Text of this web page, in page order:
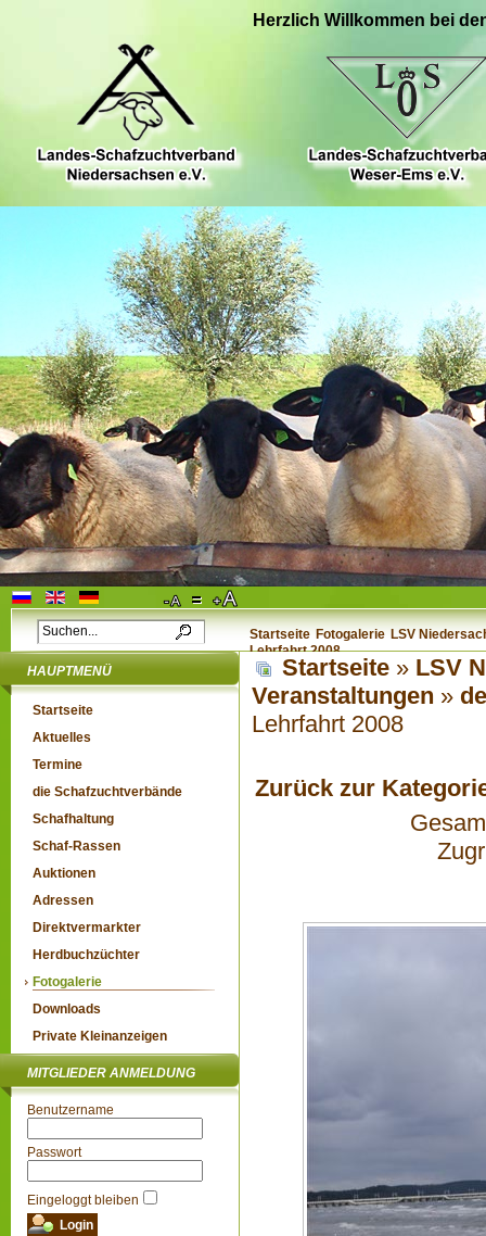
Herzlich Willkommen bei
Startseite Fotogalerie LSV
Lehrfahrt 2008
HAUPTMENÜ
Startseite
Aktuelles
Termine
die Schafzuchtverbände
Schafhaltung
Schaf-Rassen
Auktionen
Adressen
Direktvermarkter
Herdbuchzüchter
Fotogalerie
Downloads
Private Kleinanzeigen
MITGLIEDER ANMELDUNG
Benutzername
Passwort
Eingeloggt bleiben
Startseite » LSV
Veranstaltungen »
Lehrfahrt 2008
Zurück zur